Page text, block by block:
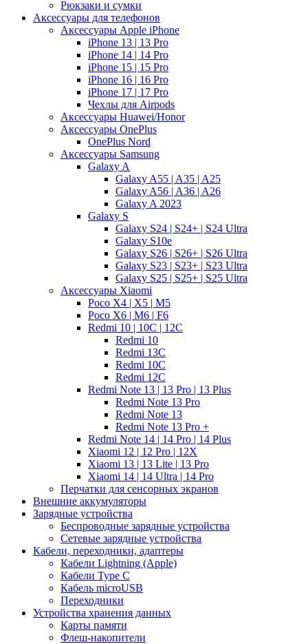
Рюкзаки и сумки
Аксессуары для телефонов
Аксессуары Apple iPhone
iPhone 13 | 13 Pro
iPhone 14 | 14 Pro
iPhone 15 | 15 Pro
iPhone 16 | 16 Pro
iPhone 17 | 17 Pro
Чехлы для Airpods
Аксессуары Huawei/Honor
Аксессуары OnePlus
OnePlus Nord
Аксессуары Samsung
Galaxy A
Galaxy A55 | A35 | A25
Galaxy A56 | A36 | A26
Galaxy A 2023
Galaxy S
Galaxy S24 | S24+ | S24 Ultra
Galaxy S10e
Galaxy S26 | S26+ | S26 Ultra
Galaxy S23 | S23+ | S23 Ultra
Galaxy S25 | S25+ | S25 Ultra
Аксессуары Xiaomi
Poco X4 | X5 | M5
Poco X6 | M6 | F6
Redmi 10 | 10C | 12C
Redmi 10
Redmi 13C
Redmi 10C
Redmi 12C
Redmi Note 13 | 13 Pro | 13 Plus
Redmi Note 13 Pro
Redmi Note 13
Redmi Note 13 Pro +
Redmi Note 14 | 14 Pro | 14 Plus
Xiaomi 12 | 12 Pro | 12X
Xiaomi 13 | 13 Lite | 13 Pro
Xiaomi 14 | 14 Ultra | 14 Pro
Перчатки для сенсорных экранов
Внешние аккумуляторы
Зарядные устройства
Беспроводные зарядные устройства
Сетевые зарядные устройства
Кабели, переходники, адаптеры
Кабели Lightning (Apple)
Кабели Type C
Кабель microUSB
Переходники
Устройства хранения данных
Карты памяти
Флеш-накопители